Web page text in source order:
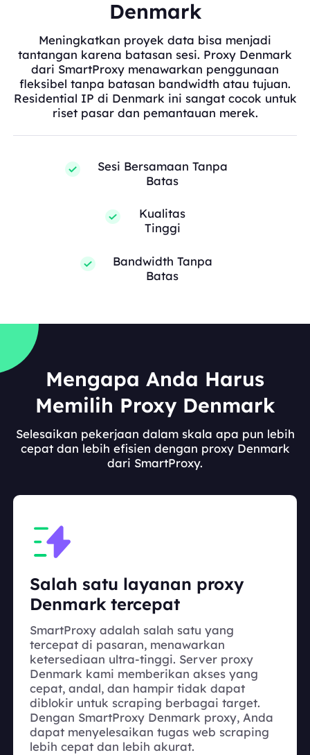
Denmark
Meningkatkan proyek data bisa menjadi
tantangan karena batasan sesi. Proxy Denmark
dari SmartProxy menawarkan penggunaan
fleksibel tanpa batasan bandwidth atau tujuan.
Residential IP di Denmark ini sangat cocok untuk
riset pasar dan pemantauan merek.
Sesi Bersamaan Tanpa
Batas
Kualitas
Tinggi
Bandwidth Tanpa
Batas
Mengapa Anda Harus
Memilih Proxy Denmark
Selesaikan pekerjaan dalam skala apa pun lebih
cepat dan lebih efisien dengan proxy Denmark
dari SmartProxy.
Salah satu layanan proxy
Denmark tercepat
SmartProxy adalah salah satu yang
tercepat di pasaran, menawarkan
ketersediaan ultra-tinggi. Server proxy
Denmark kami memberikan akses yang
cepat, andal, dan hampir tidak dapat
diblokir untuk scraping berbagai target.
Dengan SmartProxy Denmark proxy, Anda
dapat menyelesaikan tugas web scraping
lebih cepat dan lebih akurat.